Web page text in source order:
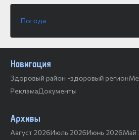
Погода
Навигация
Здоровый район -здоровый регион
РекламаДокументы
Архивы
Август 2026Июль 2026Июнь 2026Май